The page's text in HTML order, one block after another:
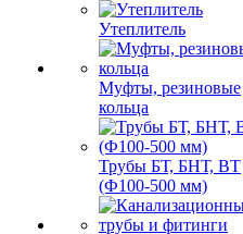
Утеплитель
Муфты, резиновые
кольца
Трубы БТ, БНТ, ВТ
(Ф100-500 мм)